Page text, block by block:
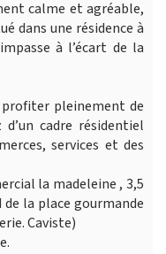
calme et agréable,
dans une résidence à
à l’écart de la
pleinement de
cadre résidentiel
services et des
la madeleine , 3,5
la place gourmande
Caviste)